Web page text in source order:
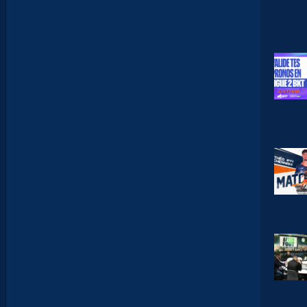
T
E
:
“
O
N
U
N
E
E
N
C
’
E
S
T